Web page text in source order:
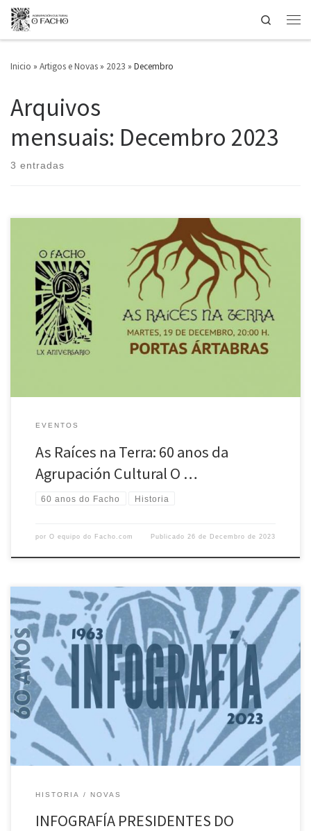
Saltar ao contido
Search
Inicio » Artigos e Novas » 2023 » Decembro
Arquivos
mensuais: Decembro 2023
3 entradas
O pasado 19 de decembro, no local de Portas Ártabras, O Facho
conmemorou os seus 60 anos como faro luminoso na defensa da
cultura e lingua galegas. Na celebración, contamos coa presenza de
Xulio López Valcárcel, quen compartiu as súas vivencias durante o seu
mandato como presidente entre 1984 e […]
EVENTOS
As Raíces na Terra: 60 anos da
Agrupación Cultural O …
60 anos do Facho Historia
por O equipo do Facho.com Publicado 26 de Decembro de 2023
Esta infografía destaca aos presidentes que, ao longo de 60 anos,
representaron ao Facho. En diferentes etapas, cada un deles traballou
coas súas respectivas xuntas directivas pola defensa da lingua e da
cultura galega desde a fundación ata hoxe GRAZAS
HISTORIA NOVAS
INFOGRAFÍA PRESIDENTES DO